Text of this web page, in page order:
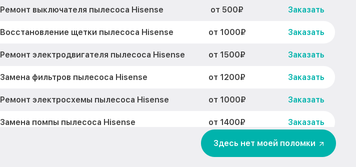
Ремонт выключателя пылесоса Hisense от 500₽ Заказать
Восстановление щетки пылесоса Hisense от 1000₽ Заказать
Ремонт электродвигателя пылесоса Hisense от 1500₽ Заказать
Замена фильтров пылесоса Hisense от 1200₽ Заказать
Ремонт электросхемы пылесоса Hisense от 1000₽ Заказать
Замена помпы пылесоса Hisense от 1400₽ Заказать
от 1600₽ Заказать
Здесь нет моей поломки